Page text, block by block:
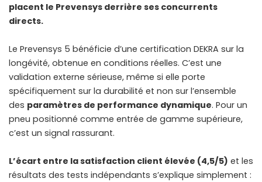
placent le Prevensys derrière ses concurrents
directs.
Le Prevensys 5 bénéficie d’une certification DEKRA sur la
longévité, obtenue en conditions réelles. C’est une
validation externe sérieuse, même si elle porte
spécifiquement sur la durabilité et non sur l’ensemble
des paramètres de performance dynamique. Pour un
pneu positionné comme entrée de gamme supérieure,
c’est un signal rassurant.
L’écart entre la satisfaction client élevée (4,5/5) et les
résultats des tests indépendants s’explique simplement :